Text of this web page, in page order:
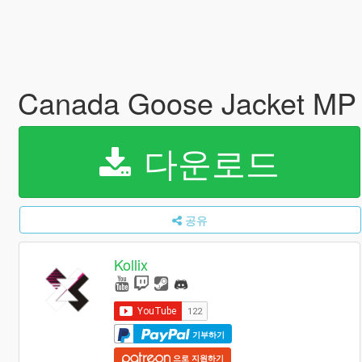
Canada Goose Jacket
다운로드
공유
Kollix
기부하기
으로 지원하기